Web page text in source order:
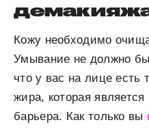
Кожу необходимо
Умывание не должно
что у вас на лице есть
жира, которая
барьера. Как только вы